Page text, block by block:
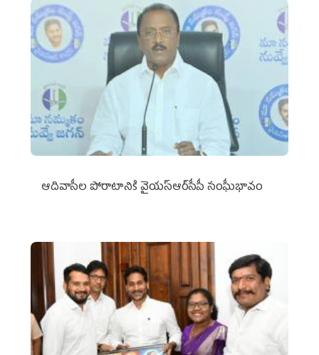
ఆదివాసీల పోరాటానికి వైయ‌స్ఆర్‌సీపీ సంఘీభావం